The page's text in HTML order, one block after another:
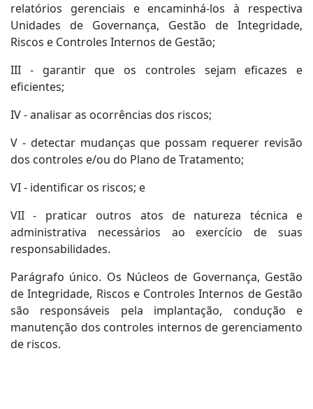
relatórios gerenciais e encaminhá-los à respectiva
Unidades de Governança, Gestão de Integridade,
Riscos e Controles Internos de Gestão;
III - garantir que os controles sejam eficazes e
eficientes;
IV - analisar as ocorrências dos riscos;
V - detectar mudanças que possam requerer revisão
dos controles e/ou do Plano de Tratamento;
VI - identificar os riscos; e
VII - praticar outros atos de natureza técnica e
administrativa necessários ao exercício de suas
responsabilidades.
Parágrafo único. Os Núcleos de Governança, Gestão
de Integridade, Riscos e Controles Internos de Gestão
são responsáveis pela implantação, condução e
manutenção dos controles internos de gerenciamento
de riscos.